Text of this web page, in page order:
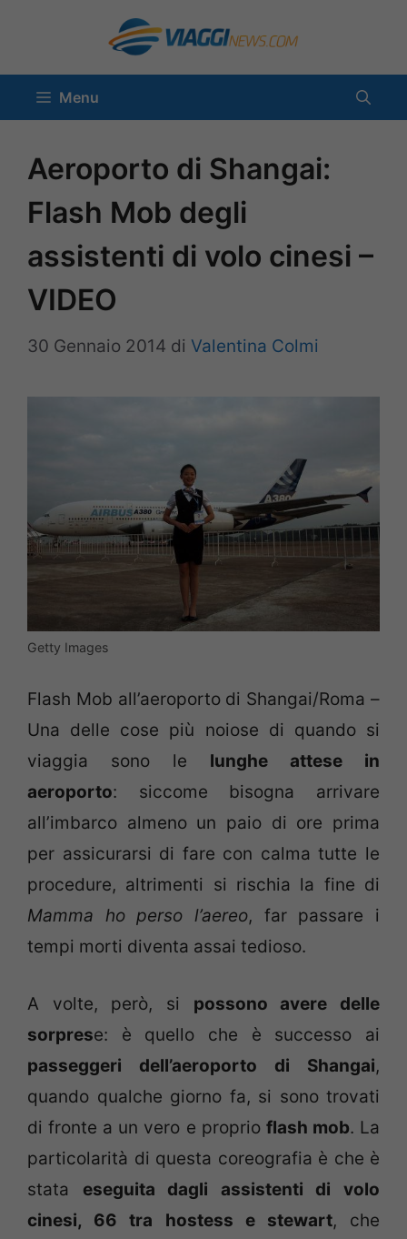
contenuto
Menu
Aeroporto di Shangai:
Flash Mob degli
assistenti di volo cinesi –
VIDEO
30 Gennaio 2014 di Valentina Colmi
Getty Images
Flash Mob all’aeroporto di Shangai/Roma –
Una delle cose più noiose di quando si
viaggia sono le lunghe attese in
aeroporto: siccome bisogna arrivare
all’imbarco almeno un paio di ore prima
per assicurarsi di fare con calma tutte le
procedure, altrimenti si rischia la fine di
Mamma ho perso l’aereo, far passare i
tempi morti diventa assai tedioso.
A volte, però, si possono avere delle
sorprese: è quello che è successo ai
passeggeri dell’aeroporto di Shangai,
quando qualche giorno fa, si sono trovati
di fronte a un vero e proprio flash mob. La
particolarità di questa coreografia è che è
stata eseguita dagli assistenti di volo
cinesi, 66 tra hostess e stewart, che